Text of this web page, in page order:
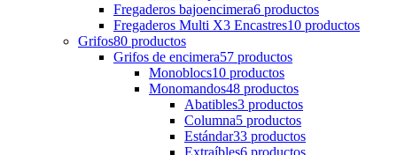
Fregaderos bajoencimera6 productos
Fregaderos Multi X3 Encastres10 productos
Grifos80 productos
Grifos de encimera57 productos
Monoblocs10 productos
Monomandos48 productos
Abatibles3 productos
Columna5 productos
Estándar33 productos
Extraíbles6 productos